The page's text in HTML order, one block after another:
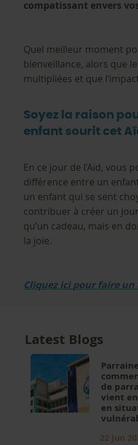
compatissant envers
Quel meilleur moment
bienveillance, alors que
multipliées et que
Soyez la raison
enfant sourit cet
En ce jour de l’Aïd, vous
différence entre un
un enfant qui se sent
contribuer à créer un
qu’un cadeau, mais en
la joie.
Cliquezicipour faire un
Latest Blogs
de
vient
en
22 Jun